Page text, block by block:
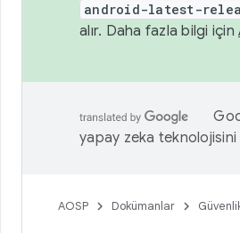
android-latest-
alır. Daha fazla bilgi için
yapay zeka teknolojisini
AOSP Dokümanlar